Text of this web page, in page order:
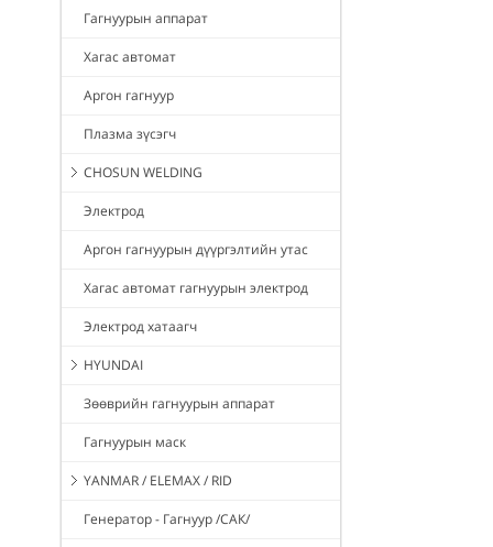
Гагнуурын аппарат
Хагас автомат
Аргон гагнуур
Плазма зүсэгч
CHOSUN WELDING
Электрод
Аргон гагнуурын дүүргэлтийн утас
Хагас автомат гагнуурын электрод
Электрод хатаагч
HYUNDAI
Зөөврийн гагнуурын аппарат
Гагнуурын маск
YANMAR / ELEMAX / RID
Генератор - Гагнуур /САК/